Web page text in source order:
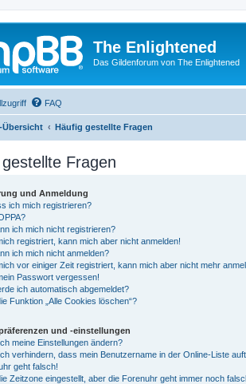
The Enlightened
Das Gildenforum von The Enlightened
FAQ
Übersicht Häufig gestellte Fragen
Fragen
und Anmeldung
ich mich registrieren?
ich mich nicht registrieren?
registriert, kann mich aber nicht anmelden!
ich mich nicht anmelden?
vor einiger Zeit registriert, kann mich aber nicht mehr
Passwort vergessen!
ich automatisch abgemeldet?
Funktion „Alle Cookies löschen“?
und -einstellungen
meine Einstellungen ändern?
verhindern, dass mein Benutzername in der Online-Liste
geht falsch!
Zeitzone eingestellt, aber die Forenuhr geht immer noch